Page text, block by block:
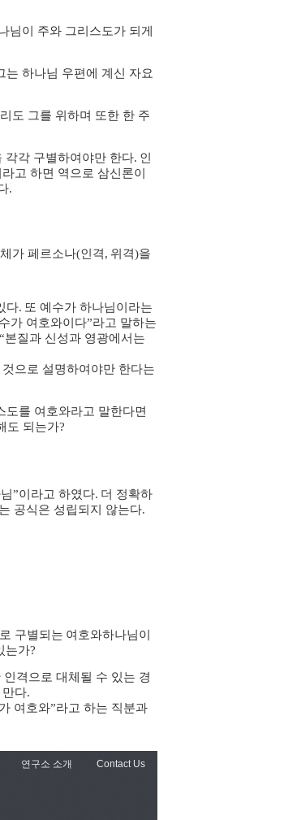
님이 주와 그리스도가 되게
는 하나님 우편에 계신 자요
도 그를 위하며 또한 한 주
각각 구별하여야만 한다. 인
고 하면 역으로 삼신론이
.
가 페르소나(인격, 위격)을
다. 또 예수가 하나님이라는
가 여호와이다”라고 말하는
“본질과 신성과 영광에서는
으로 설명하여야만 한다는
도를 여호와라고 말한다면
도 되는가?
”이라고 하였다. 더 정확하
공식은 성립되지 않는다.
구별되는 여호와하나님이
는가?
격으로 대체될 수 있는 경
만다.
여호와”라고 하는 직분과
Contact Us
연구소 소개